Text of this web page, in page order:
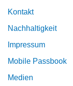
Kontakt
Nachhaltigkeit
Impressum
Mobile Passbook
Medien